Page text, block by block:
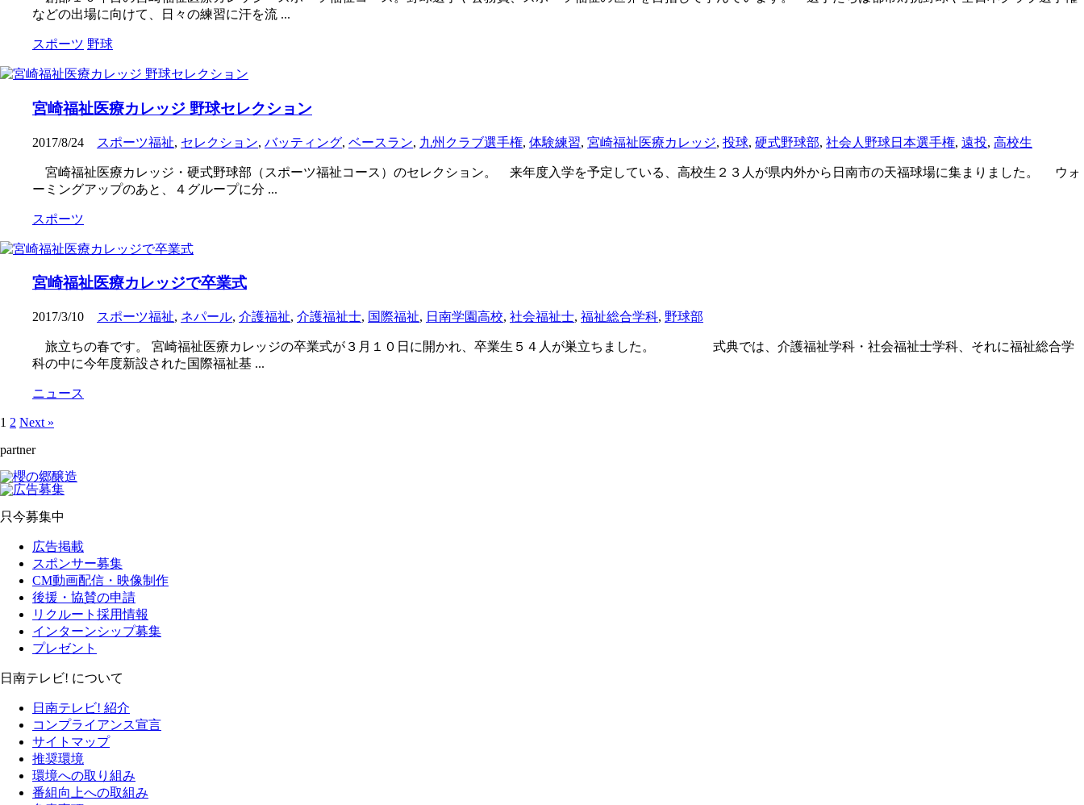
などの出場に向けて、日々の練習に汗を流 ...
スポーツ 野球
宮崎福祉医療カレッジ 野球セレクション
2017/8/24 スポーツ福祉, セレクション, バッティング, ベースラン, 九州クラブ選手権, 体験練習, 宮崎福祉医療カレッジ, 投球, 硬式野球部, 社会人野球日本選手権, 遠投, 高校生
宮崎福祉医療カレッジ・硬式野球部（スポーツ福祉コース）のセレクション。 来年度入学を予定している、高校生２３人が県内外から日南市の天福球場に集まりました。 ウォ
ーミングアップのあと、４グループに分 ...
スポーツ
宮崎福祉医療カレッジで卒業式
2017/3/10 スポーツ福祉, ネパール, 介護福祉, 介護福祉士, 国際福祉, 日南学園高校, 社会福祉士, 福祉総合学科, 野球部
旅立ちの春です。 宮崎福祉医療カレッジの卒業式が３月１０日に開かれ、卒業生５４人が巣立ちました。 式典では、介護福祉学科・社会福祉士学科、それに福祉総合学
科の中に今年度新設された国際福祉基 ...
ニュース
1 2 Next »
partner
只今募集中
広告掲載
スポンサー募集
CM動画配信・映像制作
後援・協賛の申請
リクルート採用情報
インターンシップ募集
プレゼント
日南テレビ! について
日南テレビ! 紹介
コンプライアンス宣言
サイトマップ
推奨環境
環境への取り組み
番組向上への取組み